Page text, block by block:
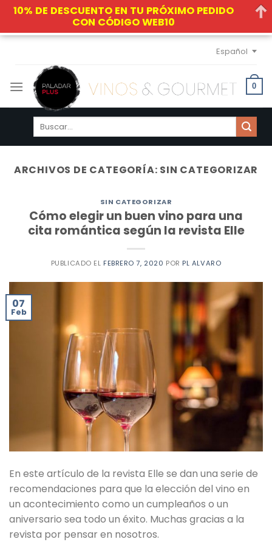
Skip
content
Español
0
Buscar
ARCHIVOS DE CATEGORÍA: SIN CATEGORIZAR
SIN CATEGORIZAR
Cómo elegir un buen vino para una
cita romántica según la revista Elle
PUBLICADO EL FEBRERO 7, 2020 POR PL ALVARO
07
Feb
En este artículo de la revista Elle se dan una serie de
recomendaciones para que la elección del vino en
un acontecimiento como un cumpleaños o un
aniversario sea todo un éxito. Muchas gracias a la
revista por pensar en nosotros.
10% DE DESCUENTO EN TU PRÓXIMO PEDIDO
CON CÓDIGO WEB10